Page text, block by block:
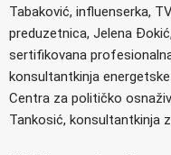
Tabaković, influenserka,
preduzetnica, Jelena
sertifikovana
konsultantkinja
Centra za političko
Tankosić, konsultantkinja